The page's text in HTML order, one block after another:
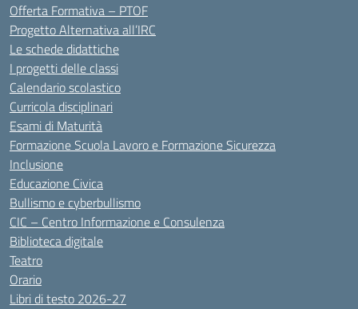
Offerta Formativa – PTOF
Progetto Alternativa all’IRC
Le schede didattiche
I progetti delle classi
Calendario scolastico
Curricola disciplinari
Esami di Maturità
Formazione Scuola Lavoro e Formazione Sicurezza
Inclusione
Educazione Civica
Bullismo e cyberbullismo
CIC – Centro Informazione e Consulenza
Biblioteca digitale
Teatro
Orario
Libri di testo 2026-27